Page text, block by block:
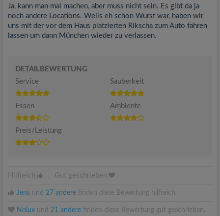
Ja, kann man mal machen, aber muss nicht sein. Es gibt da ja
noch andere Locations. Weils eh schon Wurst war, haben wir
uns mit der vor dem Haus platzierten Rikscha zum Auto fahren
lassen um dann München wieder zu verlassen.
DETAILBEWERTUNG
Service
Sauberkeit
Essen Ambiente
Preis/Leistung
Hilfreich Gut geschrieben
Jens und 27 andere finden diese Bewertung hilfreich.
Nolux und 21 andere finden diese Bewertung gut geschrieben.